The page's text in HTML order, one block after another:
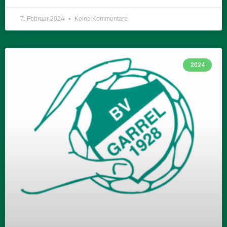
7. Februar 2024 Keine Kommentare
2024